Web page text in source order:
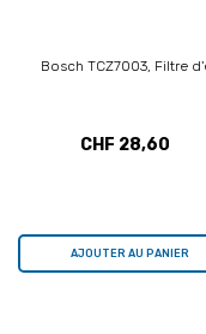
Bosch TCZ7003, Filtre
CHF 28,60
AJOUTER AU PANIER